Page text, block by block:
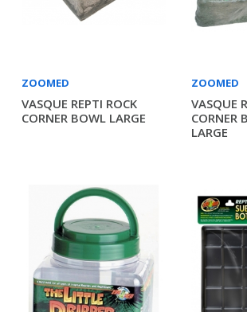
ZOOMED
VASQUE REPTI ROCK
CORNER BOWL LARGE
ZOOMED
VASQUE
CORNER
LARGE